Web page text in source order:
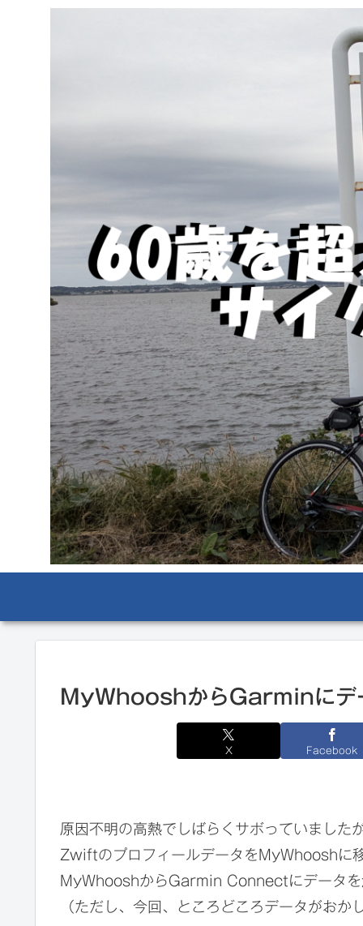
MyWhooshからGarminにデ
X Facebook
原因不明の高熱でしばらくサボっていまし
ZwiftのプロフィールデータをMyWhooshに
MyWhooshからGarmin Connectにデータを
（ただし、今回、ところどころデータがお